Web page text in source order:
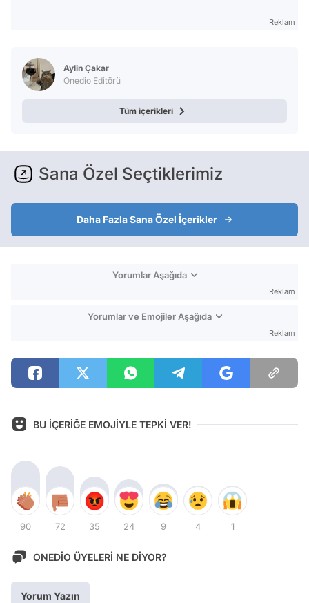
Reklam
Aylin Çakar
Onedio Editörü
Tüm içerikleri
Sana Özel Seçtiklerimiz
Daha Fazla Sana Özel İçerikler
Yorumlar Aşağıda
Reklam
Yorumlar ve Emojiler Aşağıda
Reklam
BU İÇERİĞE EMOJİYLE TEPKİ VER!
90 72 35 24 9 4 1
ONEDİO ÜYELERİ NE DİYOR?
Yorum Yazın